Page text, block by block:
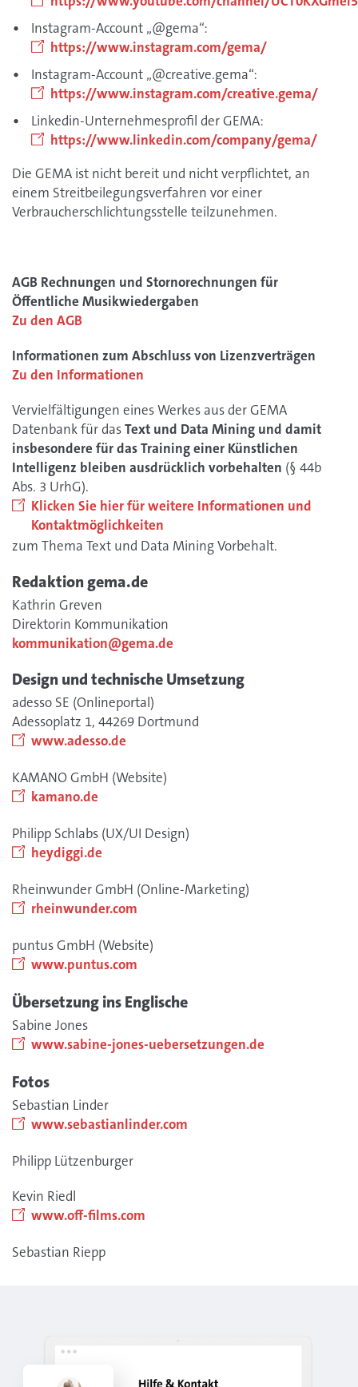
Instagram-Account „@gema“:
https://www.instagram.com/gema/
Instagram-Account „@creative.gema“:
https://www.instagram.com/creative.gema/
Linkedin-Unternehmesprofil der GEMA:
https://www.linkedin.com/company/gema/
Die GEMA ist nicht bereit und nicht verpflichtet, an
einem Streitbeilegungsverfahren vor einer
Verbraucherschlichtungsstelle teilzunehmen.
AGB Rechnungen und Stornorechnungen für
Öffentliche Musikwiedergaben
Zu den AGB
Informationen zum Abschluss von Lizenzverträgen
Zu den Informationen
Vervielfältigungen eines Werkes aus der GEMA
Datenbank für dasText und Data Mining und damit
insbesondere für das Training einer Künstlichen
Intelligenz bleiben ausdrücklich vorbehalten (§ 44b
Abs. 3 UrhG).
Klicken Sie hier für weitere Informationen und
Kontaktmöglichkeiten
zum Thema Text und Data Mining Vorbehalt.
Redaktion gema.de
Kathrin Greven
Direktorin Kommunikation
kommunikation@gema.de
Design und technische Umsetzung
adesso SE (Onlineportal)
Adessoplatz 1, 44269 Dortmund
www.adesso.de
KAMANO GmbH (Website)
kamano.de
Philipp Schlabs (UX/UI Design)
heydiggi.de
Rheinwunder GmbH (Online-Marketing)
rheinwunder.com
puntus GmbH (Website)
www.puntus.com
Übersetzung ins Englische
Sabine Jones
www.sabine-jones-uebersetzungen.de
Fotos
Sebastian Linder
www.sebastianlinder.com
Philipp Lützenburger
Kevin Riedl
www.off-films.com
Sebastian Riepp